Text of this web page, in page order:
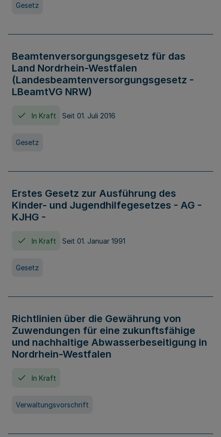
Gesetz
Beamtenversorgungsgesetz für das
Land Nordrhein-Westfalen
(Landesbeamtenversorgungsgesetz -
LBeamtVG NRW)
In Kraft Seit 01. Juli 2016
Gesetz
Erstes Gesetz zur Ausführung des
Kinder- und Jugendhilfegesetzes - AG -
KJHG -
In Kraft Seit 01. Januar 1991
Gesetz
Richtlinien über die Gewährung von
Zuwendungen für eine zukunftsfähige
und nachhaltige Abwasserbeseitigung in
Nordrhein-Westfalen
In Kraft
Verwaltungsvorschrift